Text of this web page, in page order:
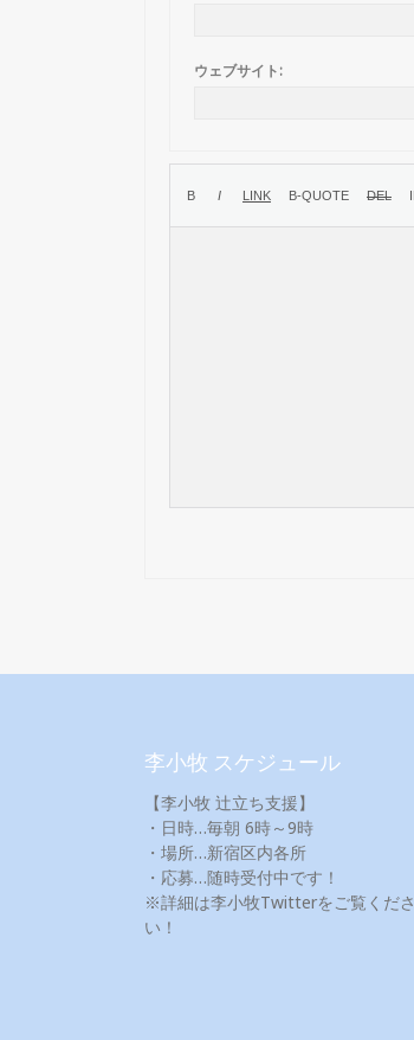
ウェブサイト:
李小牧 スケジュール
【李小牧 辻立ち支援】
・日時…毎朝 6時～9時
・場所…新宿区内各所
・応募…随時受付中です！
※詳細は李小牧Twitterをご覧くださ
い！